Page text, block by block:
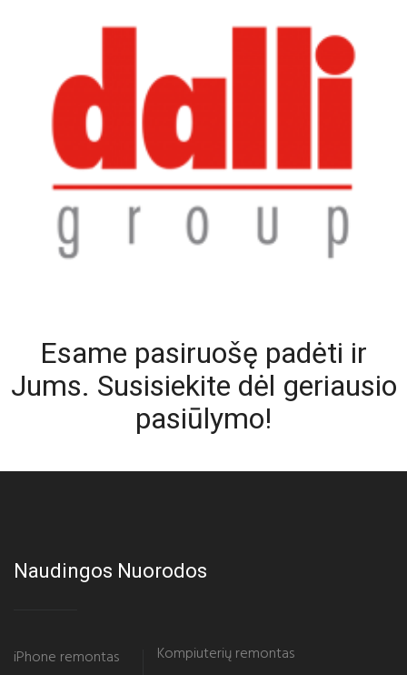
Esame pasiruošę padėti ir
Jums. Susisiekite dėl geriausio
pasiūlymo!
Naudingos Nuorodos
iPhone remontas
Kompiuterių remontas